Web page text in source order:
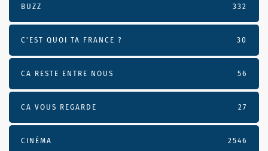
BUZZ 332
C'EST QUOI TA FRANCE ? 30
CA RESTE ENTRE NOUS 56
CA VOUS REGARDE 27
CINÉMA 2546